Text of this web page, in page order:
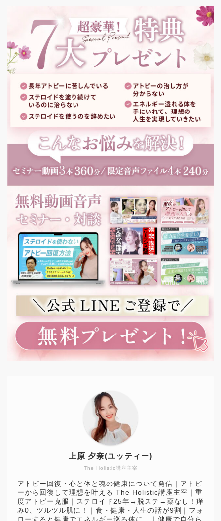
The Holistic講座主宰
上原 夕奈(ユッティー)
アトピー回復・心と体と魂の健康について発信｜アトピ
ーから回復して理想を叶える The Holistic講座主宰｜重
度アトピー克服｜ステロイド25年→脱ステ→薬なし！痒
み0、ツルツル肌に！｜食・健康・人生の話が9割｜フォ
ローすると健康でエネルギー巡る体に。｜健康で自分ら